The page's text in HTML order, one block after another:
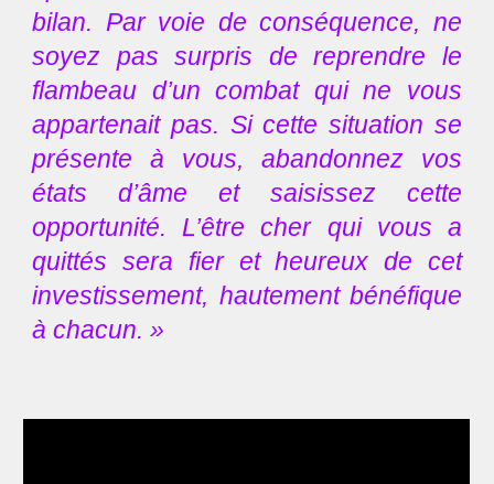
bilan. Par voie de conséquence, ne
soyez pas surpris de reprendre le
flambeau d’un combat qui ne vous
appartenait pas. Si cette situation se
présente à vous, abandonnez vos
états d’âme et saisissez cette
opportunité. L’être cher qui vous a
quittés sera fier et heureux de cet
investissement, hautement bénéfique
à chacun. »